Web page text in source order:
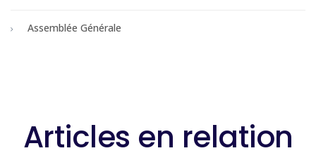
Assemblée Générale
Articles en relation